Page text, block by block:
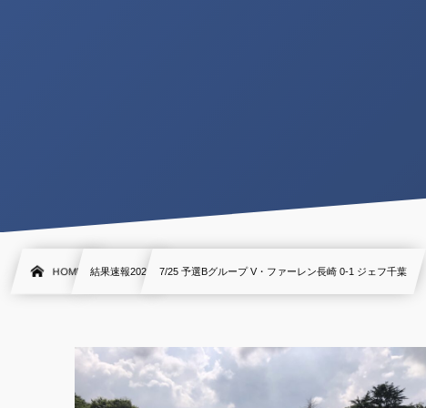
HOME 結果速報2021 7/25 予選Bグループ V・ファーレン長崎 0-1 ジェフ千葉